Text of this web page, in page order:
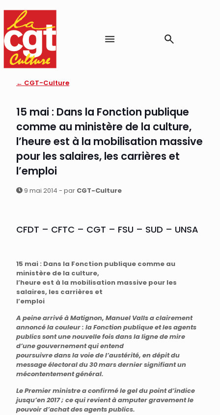
← CGT-Culture
15 mai : Dans la Fonction publique
comme au ministère de la culture,
l’heure est à la mobilisation massive
pour les salaires, les carrières et
l’emploi
9 mai 2014 - par CGT-Culture
CFDT – CFTC – CGT – FSU – SUD – UNSA
15 mai : Dans la Fonction publique comme au
ministère de la culture,
l’heure est à la mobilisation massive pour les
salaires, les carrières et
l’emploi
A peine arrivé à Matignon, Manuel Valls a clairement
annoncé la couleur : la Fonction publique et les agents
publics sont une nouvelle fois dans la ligne de mire
d’une gouvernement qui entend
poursuivre dans la voie de l’austérité, en dépit du
message électoral du 30 mars dernier signifiant un
mécontentement général.
Le Premier ministre a confirmé le gel du point d’indice
jusqu’en 2017 ; ce qui revient à amputer gravement le
pouvoir d’achat des agents publics.